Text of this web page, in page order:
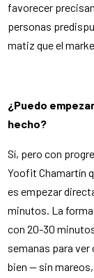
favorecer
personas
matiz que el
¿Puedo
hecho?
Sí, pero con
Yoofit Chamartín
es empezar
minutos. La
con 20-30
semanas para
bien — sin